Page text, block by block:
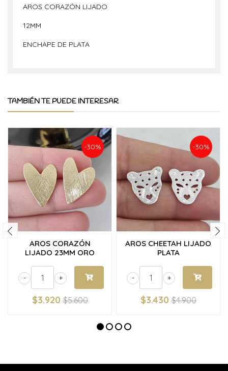
AROS CORAZÓN LIJADO
12MM
ENCHAPE DE PLATA
TAMBIÉN TE PUEDE INTERESAR
-30%
AROS CORAZÓN
LIJADO 23MM ORO
+
-
$3.920 $5.600
-30%
AROS CHEETAH LIJADO
PLATA
+
-
$3.430 $4.900